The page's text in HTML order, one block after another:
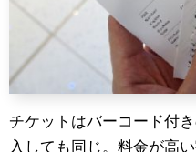
チケットはバーコード付
入しても同じ。料金が高